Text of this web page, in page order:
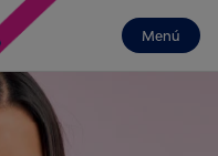
Menú